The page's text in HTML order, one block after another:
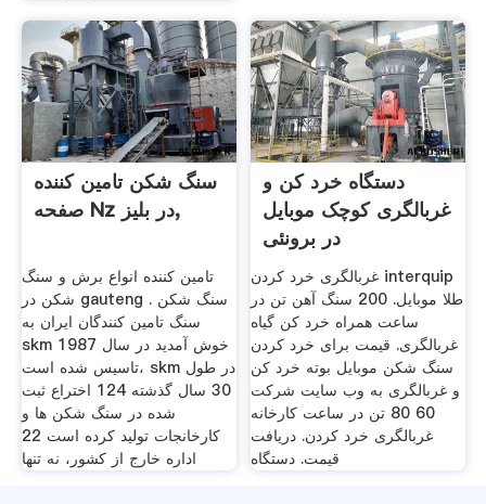
سنگ شکن تامین کننده
صفحه Nz در بلیز,
تامین کننده انواع برش و سنگ
شکن در gauteng . سنگ شکن
سنگ تامین کنندگان ایران به
skm خوش آمدید در سال 1987
تاسیس شده است، skm در طول
30 سال گذشته 124 اختراع ثبت
شده در سنگ شکن ها و
کارخانجات تولید کرده است 22
اداره خارج از کشور، نه تنها
دستگاه خرد کن و
غربالگری کوچک موبایل
در برونئی
غربالگری خرد کردن interquip
طلا موبایل. 200 سنگ آهن تن در
ساعت همراه خرد کن گیاه
غربالگری. قیمت برای خرد کردن
سنگ شکن موبایل بوته خرد کن
و غربالگری به وب سایت شرکت
60 80 تن در ساعت کارخانه
غربالگری خرد کردن. دریافت
قیمت. دستگاه